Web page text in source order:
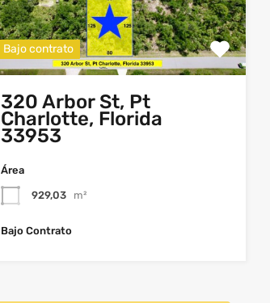
Bajo contrato
320 Arbor St, Pt
Charlotte, Florida
33953
Área
929,03 m²
Bajo Contrato